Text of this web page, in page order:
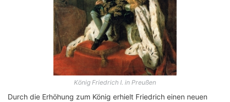
König Friedrich I. in Preußen
Durch die Erhöhung zum König erhielt Friedrich einen neuen